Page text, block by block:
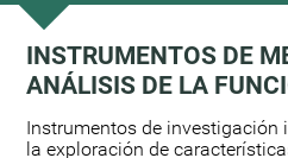
INSTRUMENTOS DE
ANÁLISIS DE LA
Instrumentos de
la exploración de